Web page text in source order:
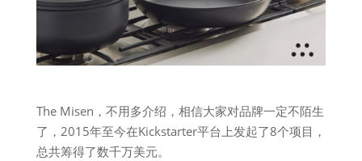
The Misen，不用多介绍，相信大家对品牌一定不陌生
了，2015年至今在Kickstarter平台上发起了8个项目，
总共筹得了数千万美元。